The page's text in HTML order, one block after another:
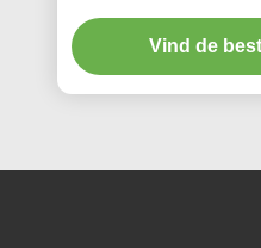
dragend
Vind de